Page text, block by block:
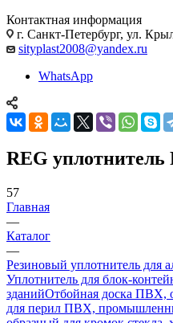
Контактная информация
г. Санкт-Петербург, ул.
sityplast2008@yandex.ru
WhatsApp
REG уплотнитель
57
Главная
—
Каталог
—
Резиновый уплотнитель для
Уплотнитель для блок-
зданийОтбойная доска ПВХ,
для перил ПВХ,